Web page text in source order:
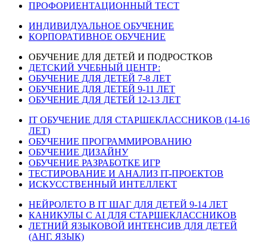
ПРОФОРИЕНТАЦИОННЫЙ ТЕСТ
ИНДИВИДУАЛЬНОЕ ОБУЧЕНИЕ
КОРПОРАТИВНОЕ ОБУЧЕНИЕ
ОБУЧЕНИЕ ДЛЯ ДЕТЕЙ И ПОДРОСТКОВ
ДЕТСКИЙ УЧЕБНЫЙ ЦЕНТР:
ОБУЧЕНИЕ ДЛЯ ДЕТЕЙ 7-8 ЛЕТ
ОБУЧЕНИЕ ДЛЯ ДЕТЕЙ 9-11 ЛЕТ
ОБУЧЕНИЕ ДЛЯ ДЕТЕЙ 12-13 ЛЕТ
IT ОБУЧЕНИЕ ДЛЯ СТАРШЕКЛАССНИКОВ (14-16
ЛЕТ)
ОБУЧЕНИЕ ПРОГРАММИРОВАНИЮ
ОБУЧЕНИЕ ДИЗАЙНУ
ОБУЧЕНИЕ РАЗРАБОТКЕ ИГР
ТЕСТИРОВАНИЕ И АНАЛИЗ IT-ПРОЕКТОВ
ИСКУССТВЕННЫЙ ИНТЕЛЛЕКТ
НЕЙРОЛЕТО В IT ШАГ ДЛЯ ДЕТЕЙ 9-14 ЛЕТ
КАНИКУЛЫ С AI ДЛЯ СТАРШЕКЛАССНИКОВ
ЛЕТНИЙ ЯЗЫКОВОЙ ИНТЕНСИВ ДЛЯ ДЕТЕЙ
(АНГ. ЯЗЫК)